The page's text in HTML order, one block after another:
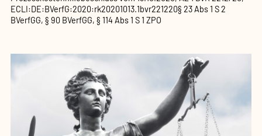
ECLI:DE:BVerfG:2020:rk20201013.1bvr221220§ 23 Abs 1 S 2
BVerfGG, § 90 BVerfGG, § 114 Abs 1 S 1 ZPO